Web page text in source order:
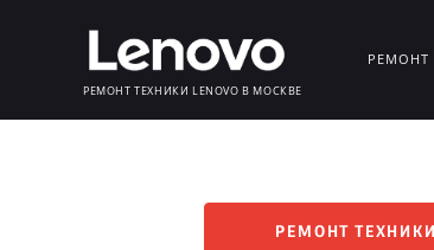
РЕМОНТ ТЕХНИКИ LENOVO В МОСКВЕ
РЕМОНТ
РЕМОНТ ТЕХНИКИ